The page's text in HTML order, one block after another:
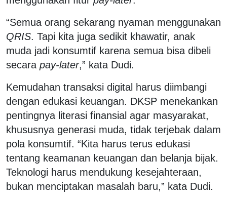
“Semua orang sekarang nyaman menggunakan
QRIS. Tapi kita juga sedikit khawatir, anak
muda jadi konsumtif karena semua bisa dibeli
secara pay-later,” kata Dudi.
Kemudahan transaksi digital harus diimbangi
dengan edukasi keuangan. DKSP menekankan
pentingnya literasi finansial agar masyarakat,
khususnya generasi muda, tidak terjebak dalam
pola konsumtif. “Kita harus terus edukasi
tentang keamanan keuangan dan belanja bijak.
Teknologi harus mendukung kesejahteraan,
bukan menciptakan masalah baru,” kata Dudi.